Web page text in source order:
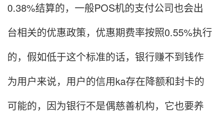
0.38%结算的，一般POS机的支付公司也会出
台相关的优惠政策，优惠期费率按照0.55%执行
的，假如低于这个标准的话，银行赚不到钱作
为用户来说，用户的信用ka存在降额和封卡的
可能的，因为银行不是偶慈善机构，它也要养